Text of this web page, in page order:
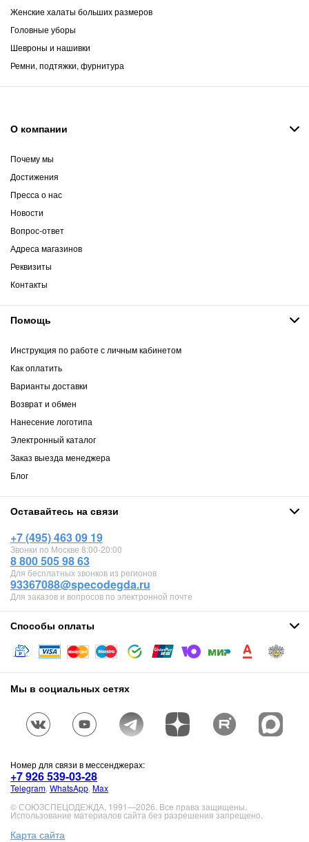
Женские халаты больших размеров
Головные уборы
Шевроны и нашивки
Ремни, подтяжки, фурнитура
О компании
Почему мы
Достижения
Пресса о нас
Новости
Вопрос-ответ
Адреса магазинов
Реквизиты
Контакты
Помощь
Инструкция по работе с личным кабинетом
Как оплатить
Варианты доставки
Возврат и обмен
Нанесение логотипа
Электронный каталог
Заказ выезда менеджера
Блог
Оставайтесь на связи
+7 (495) 463 09 19
Звонки по Москве 8:00-20:00
8 800 505 98 63
Для бесплатных звонков из регионов
93367088@specodegda.ru
Для заказов и вопросов по электронной почте
Способы оплаты
Мы в социальных сетях
Номер для связи в мессенджерах:
+7 926 539-03-28
Telegram WhatsApp Max
© СОЮЗСПЕЦОДЕЖДА, 1991—2026. Все права защищены.
Использование материалов сайта без разрешения запрещено.
Карта сайта